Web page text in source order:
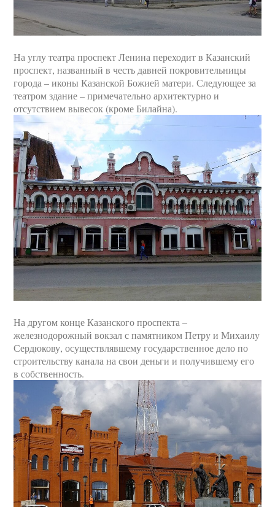
На углу театра проспект Ленина переходит в Казанский
проспект, названный в честь давней покровительницы
города – иконы Казанской Божией матери. Следующее за
театром здание – примечательно архитектурно и
отсутствием вывесок (кроме Билайна).
На другом конце Казанского проспекта –
железнодорожный вокзал с памятником Петру и Михаилу
Сердюкову, осуществлявшему государственное дело по
строительству канала на свои деньги и получившему его
в собственность.